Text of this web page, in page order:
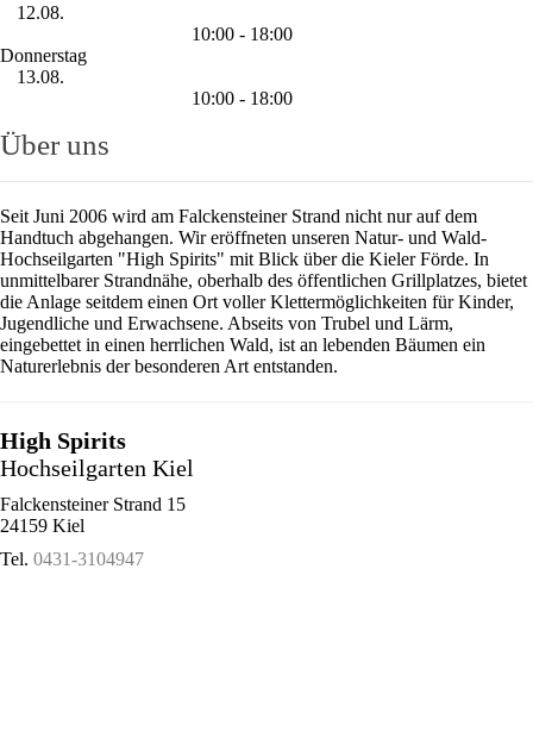
12.08.
10:00 - 18:00
Donnerstag
13.08.
10:00 - 18:00
Über uns
Seit Juni 2006 wird am Falckensteiner Strand nicht nur auf dem
Handtuch abgehangen. Wir eröffneten unseren Natur- und Wald-
Hochseilgarten "High Spirits" mit Blick über die Kieler Förde. In
unmittelbarer Strandnähe, oberhalb des öffentlichen Grillplatzes, bietet
die Anlage seitdem einen Ort voller Klettermöglichkeiten für Kinder,
Jugendliche und Erwachsene. Abseits von Trubel und Lärm,
eingebettet in einen herrlichen Wald, ist an lebenden Bäumen ein
Naturerlebnis der besonderen Art entstanden.
High Spirits
Hochseilgarten Kiel
Falckensteiner Strand 15
24159 Kiel
Tel. 0431-3104947